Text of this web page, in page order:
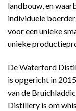
landbouw, en
individuele
voor een unieke
unieke
De Waterford
is opgericht in
van de
Distillery is om